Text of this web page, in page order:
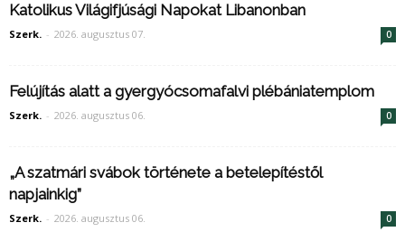
Katolikus Világifjúsági Napokat Libanonban
Szerk. - 2026. augusztus 07. 0
Felújítás alatt a gyergyócsomafalvi plébániatemplom
Szerk. - 2026. augusztus 06. 0
„A szatmári svábok története a betelepítéstől
napjainkig”
Szerk. - 2026. augusztus 06. 0